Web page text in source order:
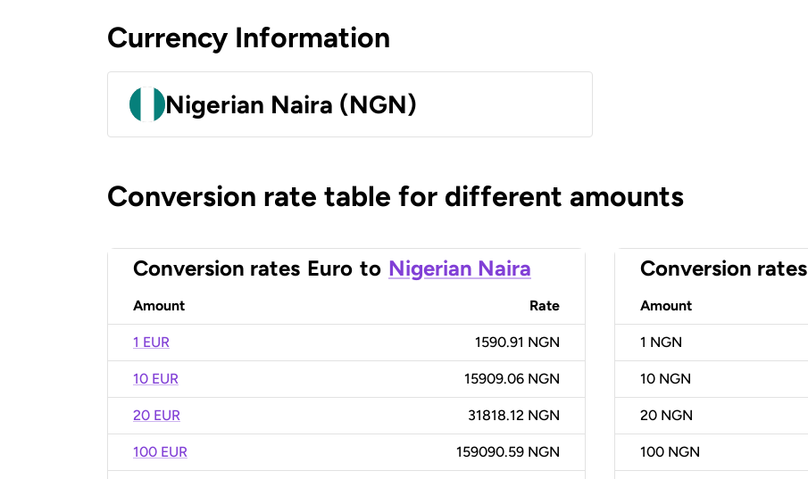
Currency Information
Nigerian Naira (NGN)
Conversion rate table for different amounts
Conversion rates Euro to Nigerian Naira
Amount Rate
1 EUR 1590.91 NGN
10 EUR 15909.06 NGN
20 EUR 31818.12 NGN
100 EUR 159090.59 NGN
Conversion rates
Amount
1 NGN
10 NGN
20 NGN
100 NGN